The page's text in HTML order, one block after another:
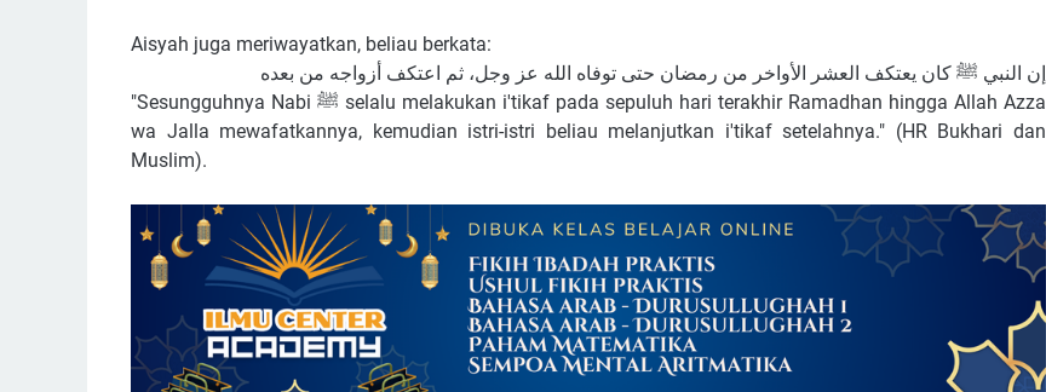
Aisyah juga meriwayatkan, beliau berkata:
إن النبي ﷺ كان يعتكف العشر الأواخر من رمضان حتى توفاه الله عز وجل، ثم اعتكف أزواجه من بعده
"Sesungguhnya Nabi ﷺ selalu melakukan i'tikaf pada sepuluh hari terakhir Ramadhan hingga Allah Azza
wa Jalla mewafatkannya, kemudian istri-istri beliau melanjutkan i'tikaf setelahnya." (HR Bukhari dan
Muslim).